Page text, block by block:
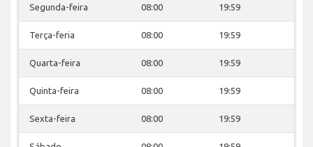
Segunda-feira 08:00 19:59
Terça-feria 08:00 19:59
Quarta-feira 08:00 19:59
Quinta-feira 08:00 19:59
Sexta-feira 08:00 19:59